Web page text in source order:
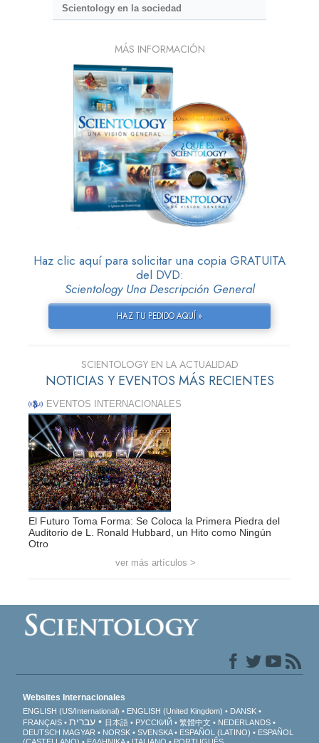
Scientology en la sociedad
MÁS INFORMACIÓN
Haz clic aquí para solicitar una copia GRATUITA
del DVD:
Scientology Una Descripción General
HAZ TU PEDIDO AQUÍ »
SCIENTOLOGY EN LA ACTUALIDAD
NOTICIAS Y EVENTOS MÁS RECIENTES
EVENTOS INTERNACIONALES
El Futuro Toma Forma: Se Coloca la Primera Piedra del
Auditorio de L. Ronald Hubbard, un Hito como Ningún
Otro
ver más artículos >
Websites Internacionales
ENGLISH (US/International) ENGLISH (United Kingdom)
DANSK
FRANÇAIS
עברית 日本語 РУССКИЙ 繁體中文
NEDERLANDS
DEUTSCH MAGYAR NORSK SVENSKA ESPAÑOL (LATINO)
ESPAÑOL